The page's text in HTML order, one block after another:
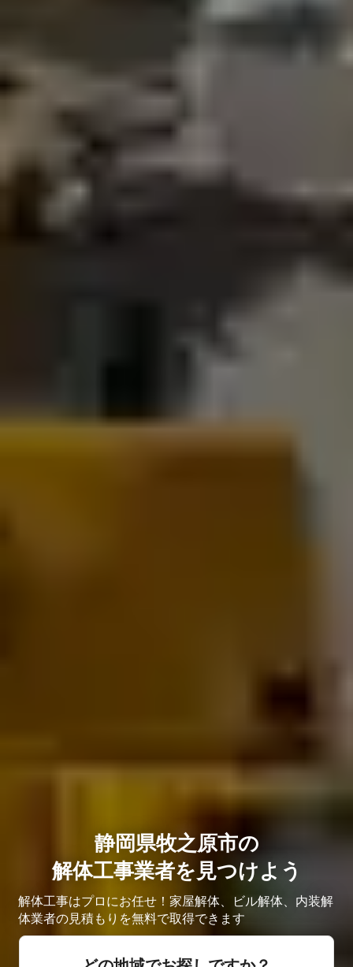
静岡県牧之原市の
解体工事業者を見つけよう
解体工事はプロにお任せ！家屋解体、ビル解体、内装解
体業者の見積もりを無料で取得できます